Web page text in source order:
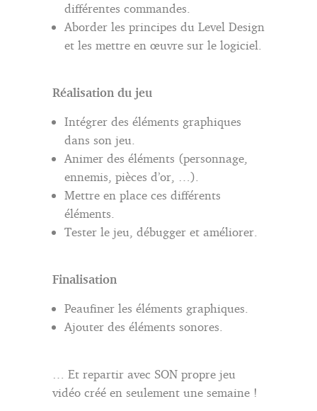
différentes commandes.
Aborder les principes du Level Design
et les mettre en œuvre sur le logiciel.
Réalisation du jeu
Intégrer des éléments graphiques
dans son jeu.
Animer des éléments (personnage,
ennemis, pièces d’or, …).
Mettre en place ces différents
éléments.
Tester le jeu, débugger et améliorer.
Finalisation
Peaufiner les éléments graphiques.
Ajouter des éléments sonores.
… Et repartir avec SON propre jeu
vidéo créé en seulement une semaine !